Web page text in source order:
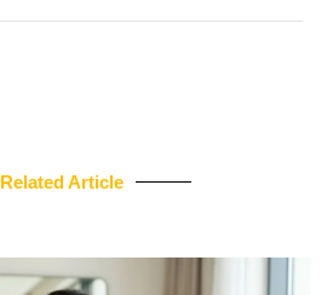
Related Article